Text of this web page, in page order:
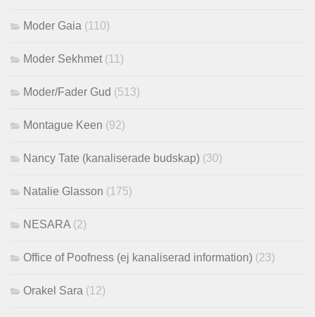
Moder Gaia (110)
Moder Sekhmet (11)
Moder/Fader Gud (513)
Montague Keen (92)
Nancy Tate (kanaliserade budskap) (30)
Natalie Glasson (175)
NESARA (2)
Office of Poofness (ej kanaliserad information) (23)
Orakel Sara (12)